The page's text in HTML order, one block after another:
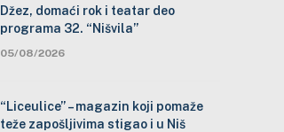
Džez, domaći rok i teatar deo
programa 32. “Nišvila”
05/08/2026
“Liceulice” – magazin koji pomaže
teže zapošljivima stigao i u Niš